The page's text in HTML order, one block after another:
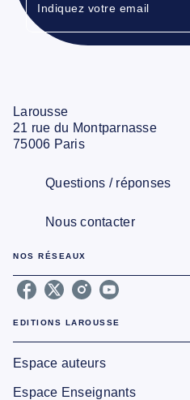
Indiquez votre email
Larousse
21 rue du Montparnasse
75006 Paris
Questions / réponses
Nous contacter
NOS RÉSEAUX
EDITIONS LAROUSSE
Espace auteurs
Espace Enseignants